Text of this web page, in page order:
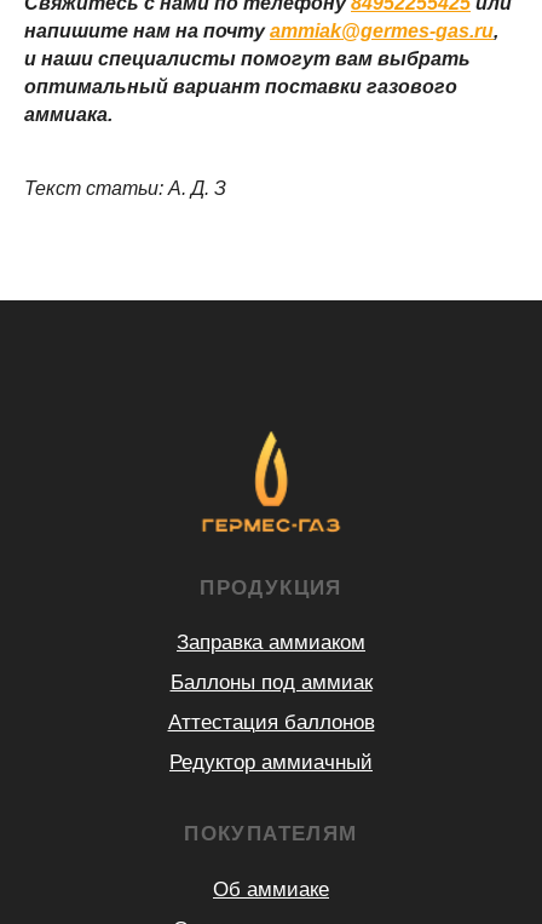
напишите нам на почтуammiak@germes-gas.ru,
и наши специалисты помогут вам выбрать
оптимальный вариант поставки газового
аммиака.
Текст статьи: А. Д. З